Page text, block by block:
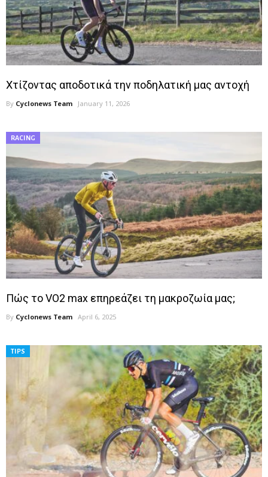
Χτίζοντας αποδοτικά την ποδηλατική μας αντοχή
By Cyclonews Team January 11, 2026
RACING
Πώς το VO2 max επηρεάζει τη μακροζωία μας;
By Cyclonews Team April 6, 2025
TIPS